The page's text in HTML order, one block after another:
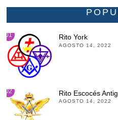
01 Rito York
AGOSTO 14, 2022
02 Rito Escocés
AGOSTO 14, 2022